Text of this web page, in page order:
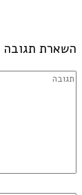
השארת תגובה